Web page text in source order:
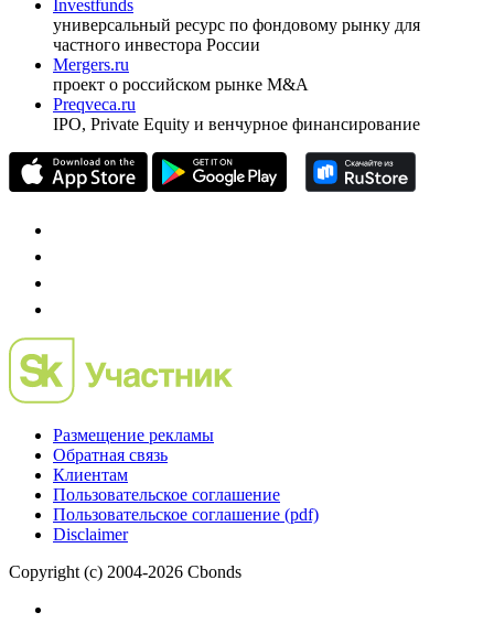
Investfunds
универсальный ресурс по фондовому рынку для
частного инвестора России
Mergers.ru
проект о российском рынке M&A
Preqveca.ru
IPO, Private Equity и венчурное финансирование
Размещение рекламы
Обратная связь
Клиентам
Пользовательское соглашение
Пользовательское соглашение (pdf)
Disclaimer
Copyright (c) 2004-2026 Cbonds